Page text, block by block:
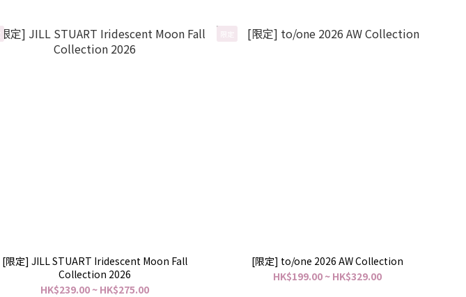
[限定] JILL STUART Iridescent Moon Fall
Collection 2026
HK$239.00 ~ HK$275.00
[限定] to/one 2026 AW Collection
HK$199.00 ~ HK$329.00